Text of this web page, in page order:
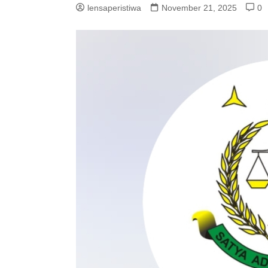
lensaperistiwa November 21, 2025 0